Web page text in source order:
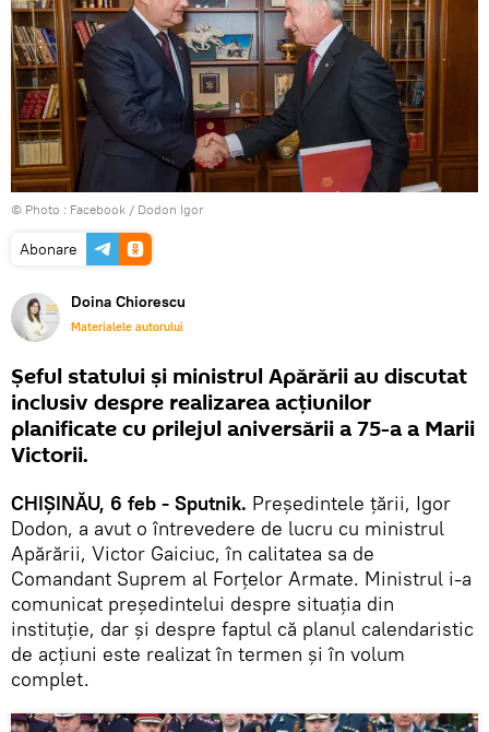
© Photo : Facebook / Dodon Igor
Abonare
Doina Chiorescu
Materialele autorului
Șeful statului și ministrul Apărării au discutat
inclusiv despre realizarea acțiunilor
planificate cu prilejul aniversării a 75-a a Marii
Victorii.
CHIȘINĂU, 6 feb - Sputnik. Președintele țării, Igor
Dodon, a avut o întrevedere de lucru cu ministrul
Apărării, Victor Gaiciuc, în calitatea sa de
Comandant Suprem al Forțelor Armate. Ministrul i-a
comunicat președintelui despre situația din
instituție, dar și despre faptul că planul calendaristic
de acțiuni este realizat în termen și în volum
complet.